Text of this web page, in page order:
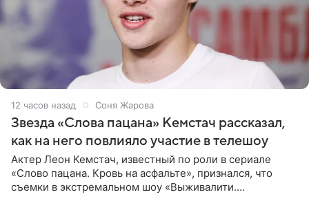
12 часов назад Соня Жарова
Звезда «Слова пацана» Кемстач рассказал,
как на него повлияло участие в телешоу
Актер Леон Кемстач, известный по роли в сериале
«Слово пацана. Кровь на асфальте», признался, что
съемки в экстремальном шоу «Выживалити.